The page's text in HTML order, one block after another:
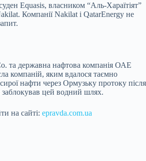
Equasis, власником “Аль-Хараїтіят”
Компанії Nakilat і QatarEnergy не
та державна нафтова компанія ОАЕ
компаній, яким вдалося таємно
нафти через Ормузьку протоку після
заблокував цей водний шлях.
на сайті: epravda.com.ua